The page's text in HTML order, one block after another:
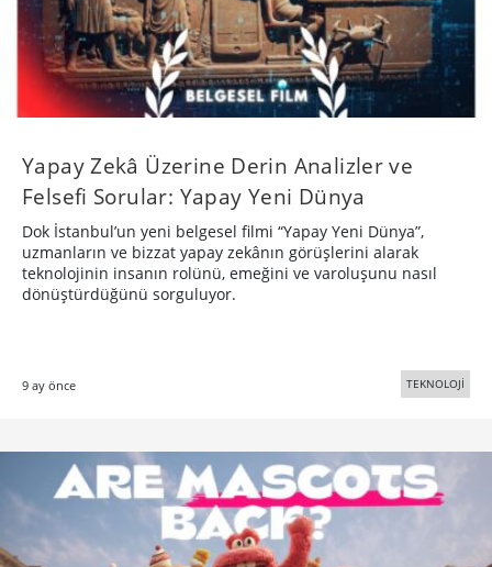
Yapay Zekâ Üzerine Derin Analizler ve
Felsefi Sorular: Yapay Yeni Dünya
Dok İstanbul’un yeni belgesel filmi “Yapay Yeni Dünya”,
uzmanların ve bizzat yapay zekânın görüşlerini alarak
teknolojinin insanın rolünü, emeğini ve varoluşunu nasıl
dönüştürdüğünü sorguluyor.
9 ay önce TEKNOLOJİ